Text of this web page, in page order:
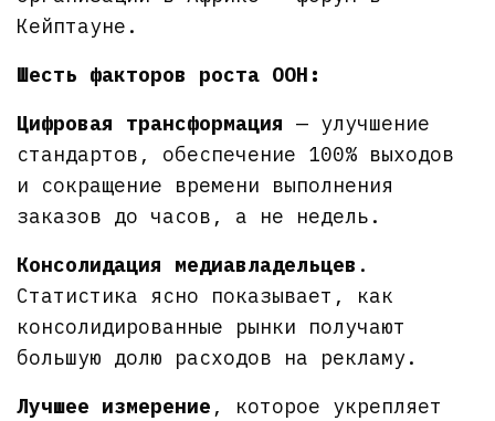
Кейптауне.
Шесть факторов роста OOH:
Цифровая трансформация — улучшение
стандартов, обеспечение 100% выходов
и сокращение времени выполнения
заказов до часов, а не недель.
Консолидация медиавладельцев .
Статистика ясно показывает, как
консолидированные рынки получают
большую долю расходов на рекламу.
Лучшее измерение , которое укрепляет